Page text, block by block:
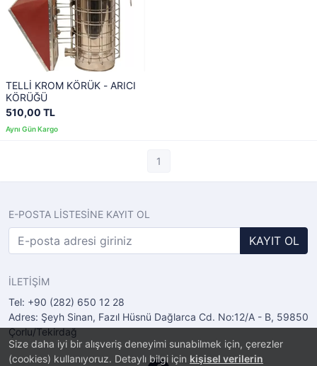
Size daha iyi bir alışveriş deneyimi sunabilmek için, çerezler
(cookies) kullanıyoruz. Detaylı bilgi için kişisel verilerin
TELLİ KROM KÖRÜK - ARICI
KÖRÜĞÜ
510,00 TL
1
E-POSTA LİSTESİNE KAYIT OL
KAYIT OL
İLETİŞİM
Tel: +90 (282) 650 12 28
Adres: Şeyh Sinan, Fazıl Hüsnü Dağlarca Cd. No:12/A - B, 59850
Çorlu/Tekirdağ